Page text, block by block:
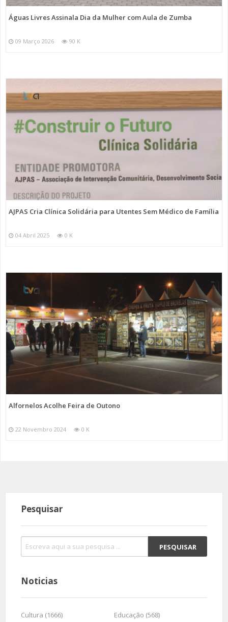
Águas Livres Assinala Dia da Mulher com Aula de Zumba
09 Março 2026 90 K
AJPAS Cria Clínica Solidária para Utentes Sem Médico de Família
04 Abril 2025 0 K
Alfornelos Acolhe Feira de Outono
22 Novembro 2024 0 K
Pesquisar
Noticias
Cultura (1666)
Educação (568)